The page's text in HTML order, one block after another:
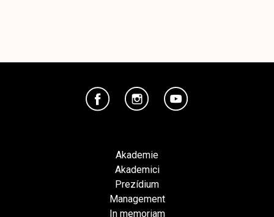
Akademie
Akademici
Prezídium
Management
In memoriam